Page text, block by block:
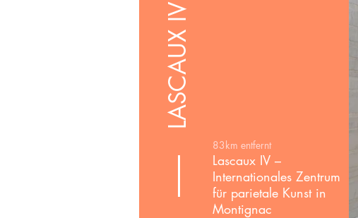
LASCAUX IV
83km entfernt
Lascaux IV –
Internationales Zentrum
für parietale Kunst in
Montignac